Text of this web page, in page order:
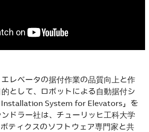
レベータの据付作業の品質向上と作
として、ロボットによる自動据付シ
System for Elevators」を
ドラー社は、チューリッヒ工科大学
ティクスのソフトウェア専門家と共